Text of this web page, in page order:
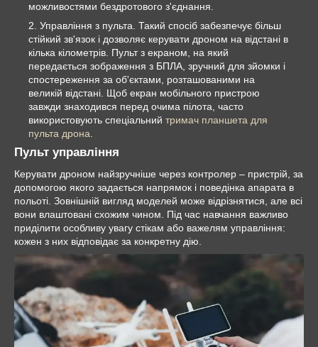
можливостями бездротового з'єднання.
Управління з пульта. Такий спосіб забезпечує більш
стійкий зв'язок і дозволяє керувати дроном на відстані в
кілька кілометрів. Пульт з екраном, на який
передається зображення з БПЛА, зручний для зйомки і
спостереження за об'єктами, розташованими на
великій відстані. Щоб екран мобільного пристрою
завжди знаходився перед очима пілота, часто
використовують спеціальний тримач планшета для
пульта дрона.
Пульт управління
Керувати дроном найзручніше через контролер – пристрій, за
допомогою якого задається напрямок і поведінка апарата в
польоті. Зовнішній вигляд моделей може відрізнятися, але всі
вони влаштовані схожим чином. Під час навчання важливо
приділити особливу увагу стікам або важелям управління:
кожен з них відповідає за конкретну дію.